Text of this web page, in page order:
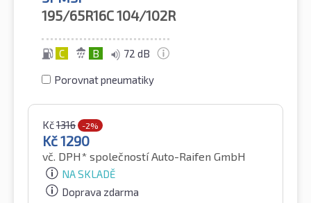
195/65R16C104/102R
C B 72 dB
Porovnat pneumatiky
Kč1316 -2%
Kč1290
vč. DPH* společností Auto-Raifen GmbH
NA SKLADĚ
Doprava zdarma